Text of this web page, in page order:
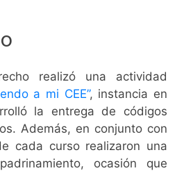
realizó una actividad
a mi CEE”, instancia en
la entrega de códigos
Además, en conjunto con
cada curso realizaron una
ocasión que